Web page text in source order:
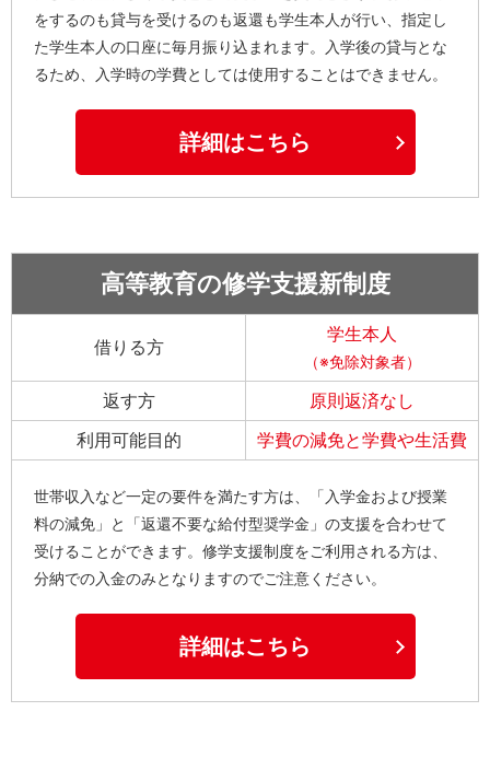
をするのも貸与を受けるのも返還も学生本人が行い、指定し
た学生本人の口座に毎月振り込まれます。入学後の貸与とな
るため、入学時の学費としては使用することはできません。
詳細はこちら
高等教育の修学支援新制度
借りる方
学生本人
（※免除対象者）
返す方
原則返済なし
利用可能目的
学費の減免と学費や生活費
世帯収入など一定の要件を満たす方は、「入学金および授業
料の減免」と「返還不要な給付型奨学金」の支援を合わせて
受けることができます。修学支援制度をご利用される方は、
分納での入金のみとなりますのでご注意ください。
詳細はこちら